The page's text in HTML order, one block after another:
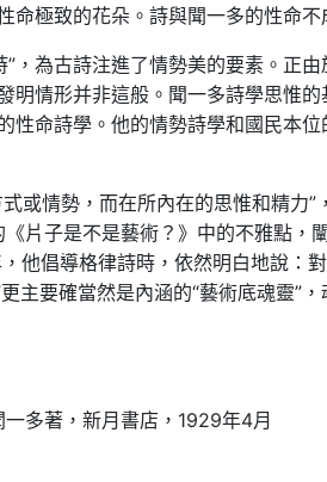
極致的花朵。詩與聞一多的性命不
，為古詩注進了情勢美的要素。正
明情形并非這般。聞一多詩學思惟
性命詩學。他的情勢詩學和國民本
或情勢，而在所內在的思惟和精力”
片子是不是藝術？》中的不雅點，
他倡導格律詩時，依然明白地說：
主要確當然是內涵的“藝術底魂靈”
一多著，新月書店，1929年4月